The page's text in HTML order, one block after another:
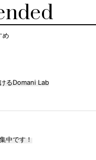
め
るDomani Lab
中です！